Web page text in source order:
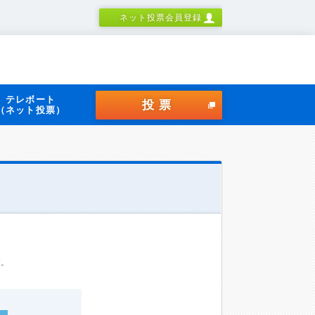
ネット投票会員登録
テレボート
（ネット投票）
投票